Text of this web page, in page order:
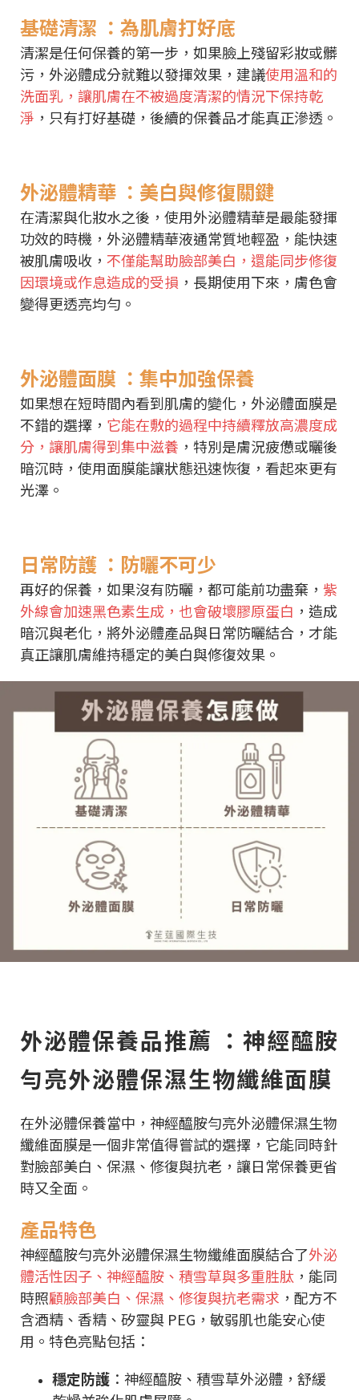
基礎清潔 ：為肌膚打好底
清潔是任何保養的第一步，如果臉上殘留彩妝或髒
污，外泌體成分就難以發揮效果，建議使用溫和的
洗面乳，讓肌膚在不被過度清潔的情況下保持乾
淨 ，只有打好基礎，後續的保養品才能真正滲透。
外泌體精華 ：美白與修復關鍵
在清潔與化妝水之後，使用外泌體精華是最能發揮
功效的時機，外泌體精華液通常質地輕盈，能快速
被肌膚吸收， 不僅能幫助臉部美白，還能同步修復
因環境或作息造成的受損 ，長期使用下來，膚色會
變得更透亮均勻。
外泌體面膜 ：集中加強保養
如果想在短時間內看到肌膚的變化，外泌體面膜是
不錯的選擇， 它能在敷的過程中持續釋放高濃度成
分，讓肌膚得到集中滋養 ，特別是膚況疲憊或曬後
暗沉時，使用面膜能讓狀態迅速恢復，看起來更有
光澤。
日常防護 ：防曬不可少
再好的保養，如果沒有防曬，都可能前功盡棄， 紫
外線會加速黑色素生成，也會破壞膠原蛋白 ，造成
暗沉與老化，將外泌體產品與日常防曬結合，才能
真正讓肌膚維持穩定的美白與修復效果。
外泌體保養品推薦 ：神經醯胺
勻亮外泌體保濕生物纖維面膜
在外泌體保養當中，神經醯胺勻亮外泌體保濕生物
纖維面膜是一個非常值得嘗試的選擇，它能同時針
對臉部美白、保濕、修復與抗老，讓日常保養更省
時又全面。
產品特色
神經醯胺勻亮外泌體保濕生物纖維面膜結合了外泌
體活性因子、神經醯胺、積雪草與多重胜肽 ，能同
時照顧臉部美白、保濕、修復與抗老需求 ，配方不
含酒精、香精、矽靈與 PEG，敏弱肌也能安心使
用。特色亮點包括：
穩定防護 ：神經醯胺、積雪草外泌體，舒緩